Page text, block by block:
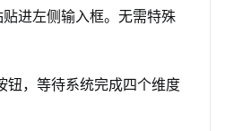
进左侧输入框。无需特殊
钮，等待系统完成四个维度